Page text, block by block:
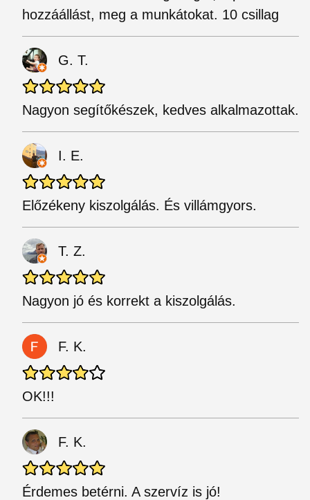
hozzáállást, meg a munkátokat. 10 csillag
G. T.
Nagyon segítőkészek, kedves alkalmazottak.
I. E.
Előzékeny kiszolgálás. És villámgyors.
T. Z.
Nagyon jó és korrekt a kiszolgálás.
F. K.
OK!!!
F. K.
Érdemes betérni. A szervíz is jó!